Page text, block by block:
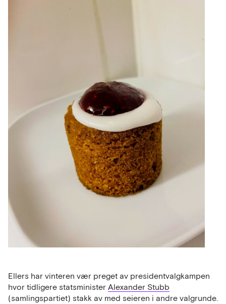
Ellers har vinteren vær preget av presidentvalgkampen
hvor tidligere statsminister Alexander Stubb
(samlingspartiet) stakk av med seieren i andre valgrunde.